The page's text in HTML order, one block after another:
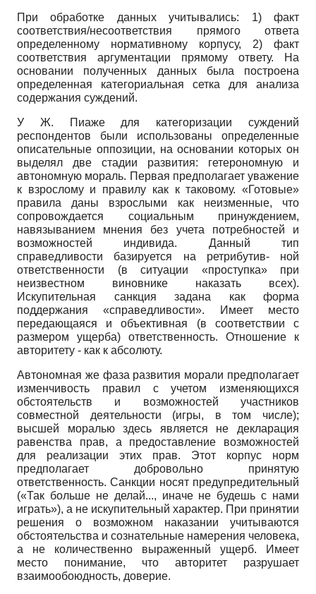
При обработке данных учитывались: 1) факт
соответствия/несоответствия прямого ответа
определенному нормативному корпусу, 2) факт
соответствия аргументации прямому ответу. На
основании полученных данных была построена
определенная категориальная сетка для анализа
содержания суждений.
У Ж. Пиаже для категоризации суждений
респондентов были использованы определенные
описательные оппозиции, на основании которых он
выделял две стадии развития: гетерономную и
автономную мораль. Первая предполагает уважение
к взрослому и правилу как к таковому. «Готовые»
правила даны взрослыми как неизменные, что
сопровождается социальным принуждением,
навязыванием мнения без учета потребностей и
возможностей индивида. Данный тип
справедливости базируется на ретрибутив- ной
ответственности (в ситуации «проступка» при
неизвестном виновнике наказать всех).
Искупительная санкция задана как форма
поддержания «справедливости». Имеет место
передающаяся и объективная (в соответствии с
размером ущерба) ответственность. Отношение к
авторитету - как к абсолюту.
Автономная же фаза развития морали предполагает
изменчивость правил с учетом изменяющихся
обстоятельств и возможностей участников
совместной деятельности (игры, в том числе);
высшей моралью здесь является не декларация
равенства прав, а предоставление возможностей
для реализации этих прав. Этот корпус норм
предполагает добровольно принятую
ответственность. Санкции носят предупредительный
(«Так больше не делай..., иначе не будешь с нами
играть»), а не искупительный характер. При принятии
решения о возможном наказании учитываются
обстоятельства и сознательные намерения человека,
а не количественно выраженный ущерб. Имеет
место понимание, что авторитет разрушает
взаимообоюдность, доверие.